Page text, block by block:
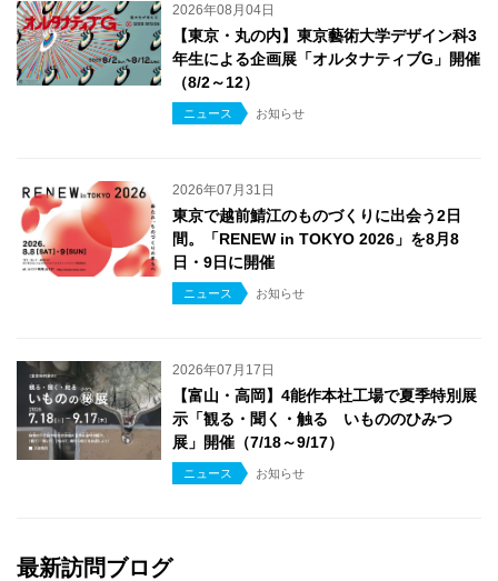
2026年08月04日
【東京・丸の内】東京藝術大学デザイン科3
年生による企画展「オルタナティブG」開催
（8/2～12）
ニュース お知らせ
2026年07月31日
東京で越前鯖江のものづくりに出会う2日
間。「RENEW in TOKYO 2026」を8月8
日・9日に開催
ニュース お知らせ
2026年07月17日
【富山・高岡】4能作本社工場で夏季特別展
示「観る・聞く・触る いもののひみつ
展」開催（7/18～9/17）
ニュース お知らせ
最新訪問ブログ